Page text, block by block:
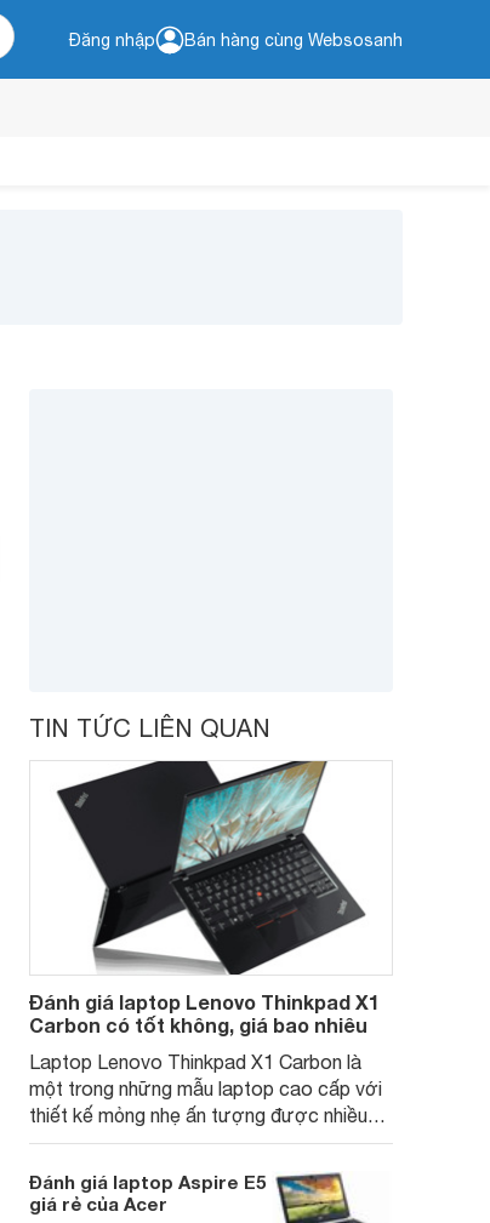
Đăng nhập Bán hàng cùng Websosanh
TIN TỨC LIÊN QUAN
Đánh giá laptop Lenovo Thinkpad X1
Carbon có tốt không, giá bao nhiêu
Laptop Lenovo Thinkpad X1 Carbon là
một trong những mẫu laptop cao cấp với
thiết kế mỏng nhẹ ấn tượng được nhiều
người đánh giá cao của thương hiệu
Lenovo. Cùng tham khảo chi tiết hơn
những thông số liên quan nhé.
Đánh giá laptop Aspire E5
giá rẻ của Acer